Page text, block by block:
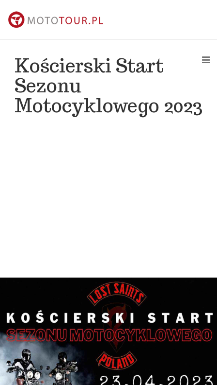
Kościerski Start
Sezonu
Motocyklowego 2023